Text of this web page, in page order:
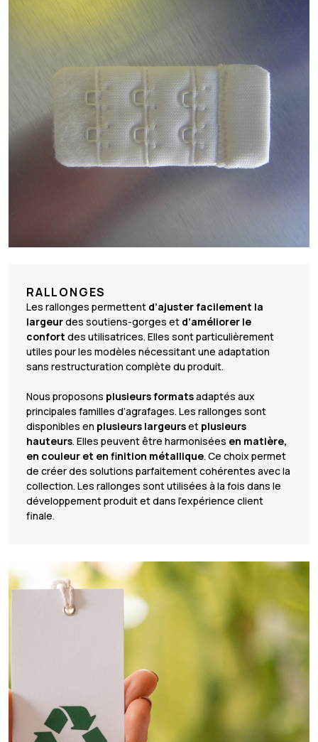
RALLONGES
Les rallonges permettent d’ajuster facilement la
largeurdes soutiens-gorges et d’améliorer le
confort des utilisatrices. Elles sont particulièrement
utiles pour les modèles nécessitant une adaptation
sans restructuration complète du produit.
Nous proposons plusieurs formatsadaptés aux
principales familles d’agrafages. Les rallonges sont
disponibles en plusieurs largeurset plusieurs
hauteurs. Elles peuvent être harmonisées en matière,
en couleur et en finition métallique. Ce choix permet
de créer des solutions parfaitement cohérentes avec la
collection. Les rallonges sont utilisées à la fois dans le
développement produit et dans l’expérience client
finale.